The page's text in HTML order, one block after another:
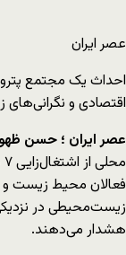
عصر ایران
احداث یک مجتمع
اقتصادی و
عصر ایران ؛ حسن
فعالان محیط زیست و
زیست‌محیطی در
هشدار می‌دهند.